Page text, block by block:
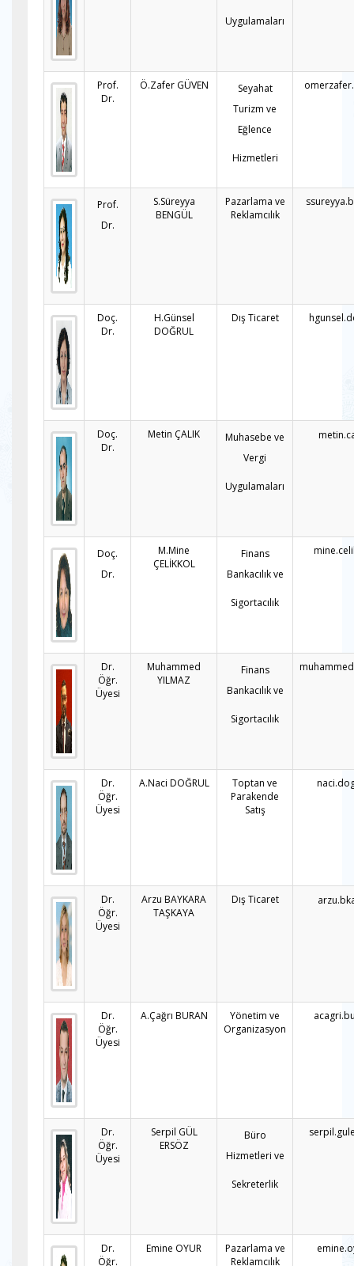
Uygulamaları
Prof.
Dr.
Ö.Zafer GÜVEN
Seyahat
Turizm ve
Eğlence
Hizmetleri
Prof.
Dr.
S.Süreyya
BENGÜL
Pazarlama ve
Reklamcılık
Doç.
Dr.
H.Günsel
DOĞRUL
Dış Ticaret
Doç.
Dr.
Metin ÇALIK
Muhasebe ve
Vergi
Uygulamaları
Doç.
Dr.
M.Mine
ÇELİKKOL
Finans
Bankacılık ve
Sigortacılık
Dr.
Öğr.
Üyesi
Muhammed
YILMAZ
Finans
Bankacılık ve
Sigortacılık
Dr.
Öğr.
Üyesi
A.Naci DOĞRUL
Toptan ve
Parakende
Satış
Dr.
Öğr.
Üyesi
Arzu BAYKARA
TAŞKAYA
Dış Ticaret
Dr.
Öğr.
Üyesi
A.Çağrı BURAN
Yönetim ve
Organizasyon
Dr.
Öğr.
Üyesi
Serpil GÜL
ERSÖZ
Büro
Hizmetleri ve
Sekreterlik
Dr.
Öğr.
Emine OYUR
Pazarlama ve
Reklamcılık